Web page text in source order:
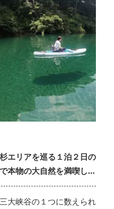
エリアを巡る１泊２日の
本物の大自然を満喫しま
大峡谷の１つに数えられ